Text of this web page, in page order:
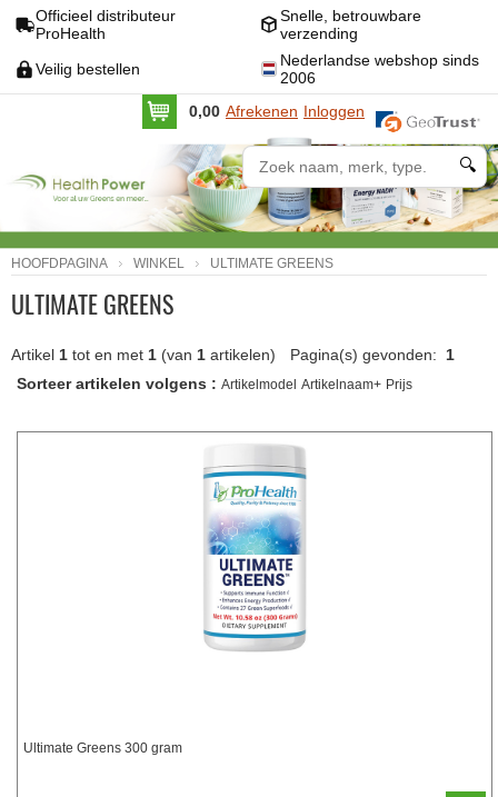
Officieel distributeur
ProHealth
Snelle, betrouwbare
verzending
Veilig bestellen
Nederlandse webshop sinds
2006
0,00 Afrekenen Inloggen
🔍
HOOFDPAGINA WINKEL ULTIMATE GREENS
ULTIMATE GREENS
Pagina(s) gevonden: 1
Artikel 1 tot en met 1 (van 1 artikelen)
Sorteer artikelen volgens : Artikelmodel Artikelnaam+ Prijs
Ultimate Greens 300 gram